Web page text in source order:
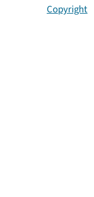
Copyright